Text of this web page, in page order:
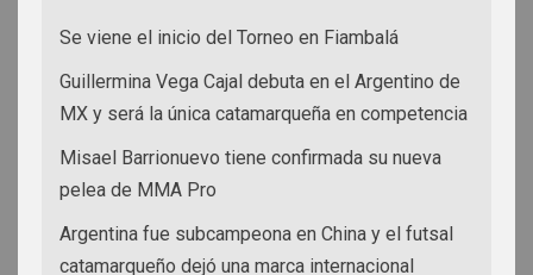
Se viene el inicio del Torneo en Fiambalá
Guillermina Vega Cajal debuta en el Argentino de
MX y será la única catamarqueña en competencia
Misael Barrionuevo tiene confirmada su nueva
pelea de MMA Pro
Argentina fue subcampeona en China y el futsal
catamarqueño dejó una marca internacional